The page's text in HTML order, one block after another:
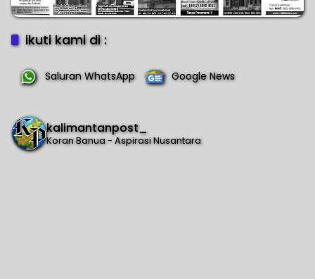
ikuti kami di :
Saluran WhatsApp Google News
kalimantanpost_
Koran Banua - Aspirasi Nusantara